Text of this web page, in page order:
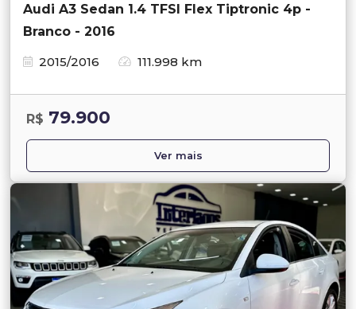
Audi A3 Sedan 1.4 TFSI Flex Tiptronic 4p -
Branco - 2016
2015/2016
111.998 km
R$ 79.900
Ver mais